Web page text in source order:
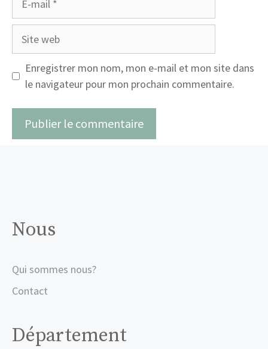
Site
Enregistrer mon nom, mon e-mail et mon site dans
le navigateur pour mon prochain commentaire.
Nous
Qui sommes nous?
Contact
Département